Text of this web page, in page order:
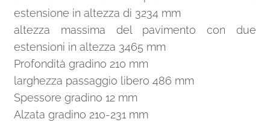
estensione in altezza di 3234 mm
altezza massima del pavimento con due
estensioni in altezza 3465 mm
Profondità gradino 210 mm
larghezza passaggio libero 486 mm
Spessore gradino 12 mm
Alzata gradino 210-231 mm